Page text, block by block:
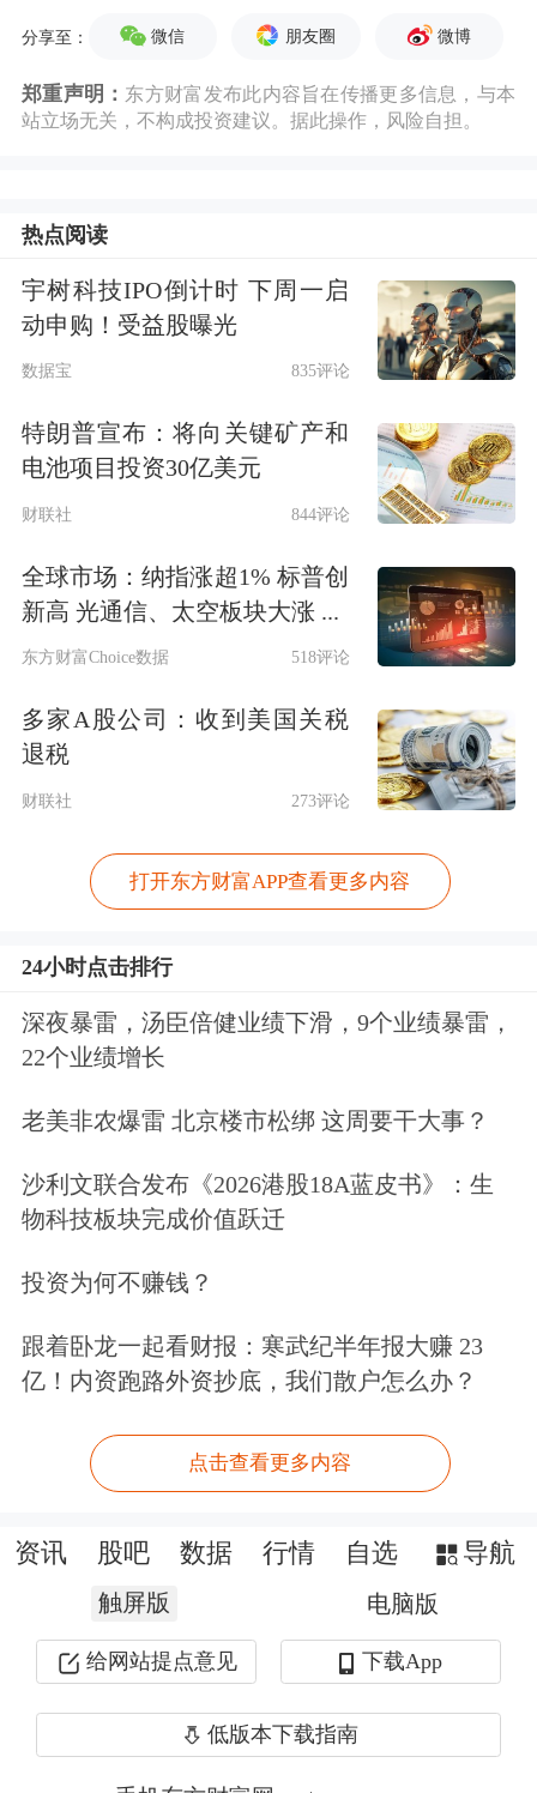
分享至： 微信 朋友圈 微博
郑重声明： 东方财富发布此内容旨在传播更多信息，与本
站立场无关，不构成投资建议。据此操作，风险自担。
热点阅读
宇树科技IPO倒计时 下周一启
动申购！受益股曝光
数据宝 835评论
特朗普宣布：将向关键矿产和
电池项目投资30亿美元
财联社 844评论
全球市场：纳指涨超1% 标普创
新高 光通信、太空板块大涨 ...
东方财富Choice数据 518评论
多家A股公司：收到美国关税
退税
财联社 273评论
打开东方财富APP查看更多内容
24小时点击排行
深夜暴雷，汤臣倍健业绩下滑，9个业绩暴雷，
22个业绩增长
老美非农爆雷 北京楼市松绑 这周要干大事？
沙利文联合发布《2026港股18A蓝皮书》：生
物科技板块完成价值跃迁
投资为何不赚钱？
跟着卧龙一起看财报：寒武纪半年报大赚 23
亿！内资跑路外资抄底，我们散户怎么办？
点击查看更多内容
资讯 股吧 数据 行情 自选 导航
触屏版 电脑版
给网站提点意见 下载App
低版本下载指南